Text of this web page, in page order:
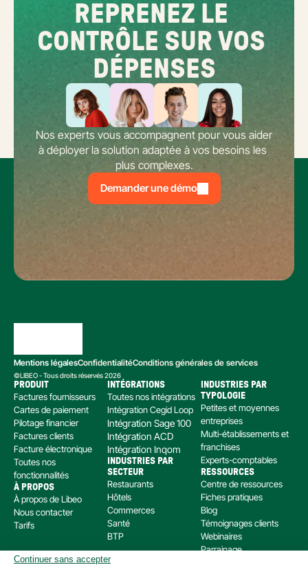
REPRENEZ LE
CONTRÔLE SUR VOS
DÉPENSES
Nos experts vous accompagnent pour vous aider
à déployer la solution adaptée à vos besoins les
plus complexes.
Demander une démo
Mentions légalesConfidentialitéConditions générales de services
©LIBEO - Tous droits réservés 2026
PRODUIT
Factures fournisseurs
Cartes de paiement
Pilotage financier
Factures clients
Facture électronique
Toutes nos
fonctionnalités
À PROPOS
À propos de Libeo
Nous contacter
Tarifs
INTÉGRATIONS
Toutes nos intégrations
Intégration Cegid Loop
Intégration Sage 100
Intégration ACD
Intégration Inqom
INDUSTRIES PAR
SECTEUR
Restaurants
Hôtels
Commerces
Santé
BTP
INDUSTRIES PAR
TYPOLOGIE
Petites et moyennes
entreprises
Multi-établissements et
franchises
Experts-comptables
RESSOURCES
Centre de ressources
Fiches pratiques
Blog
Témoignages clients
Webinaires
Parrainage
Continuer sans accepter